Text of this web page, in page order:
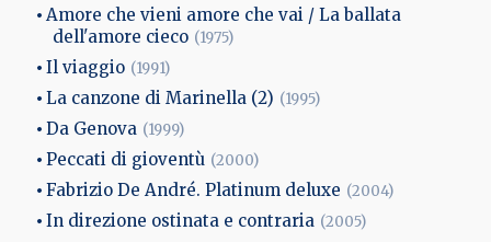
Amore che vieni amore che vai / La ballata
dell'amore cieco (1975)
Il viaggio (1991)
La canzone di Marinella (2) (1995)
Da Genova (1999)
Peccati di gioventù (2000)
Fabrizio De André. Platinum deluxe (2004)
In direzione ostinata e contraria (2005)